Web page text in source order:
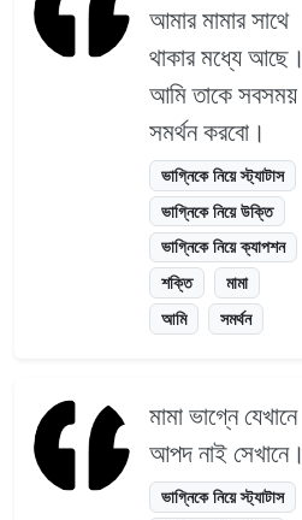
আমার মামার সাথে
থাকার মধ্যে আছে।
আমি তাকে সবসময়
সমর্থন করবো।
ভাগ্নিকে নিয়ে স্ট্যাটাস
ভাগ্নিকে নিয়ে উক্তি
ভাগ্নিকে নিয়ে ক্যাপশন
শক্তি
মামা
আমি
সমর্থন
মামা ভাগ্নে যেখানে
আপদ নাই সেখানে।
ভাগ্নিকে নিয়ে স্ট্যাটাস